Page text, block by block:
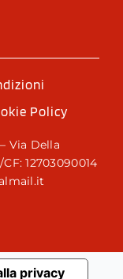
Policy
Via Della
12703090014
privacy